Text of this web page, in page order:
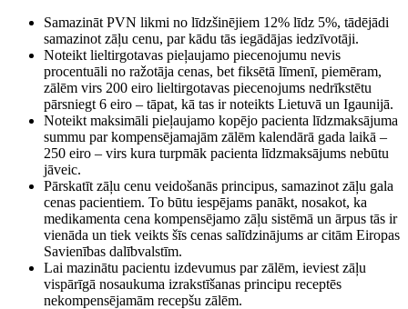
Samazināt PVN likmi no līdzšinējiem 12% līdz 5%, tādējādi
samazinot zāļu cenu, par kādu tās iegādājas iedzīvotāji.
Noteikt lieltirgotavas pieļaujamo piecenojumu nevis
procentuāli no ražotāja cenas, bet fiksētā līmenī, piemēram,
zālēm virs 200 eiro lieltirgotavas piecenojums nedrīkstētu
pārsniegt 6 eiro – tāpat, kā tas ir noteikts Lietuvā un Igaunijā.
Noteikt maksimāli pieļaujamo kopējo pacienta līdzmaksājuma
summu par kompensējamajām zālēm kalendārā gada laikā –
250 eiro – virs kura turpmāk pacienta līdzmaksājums nebūtu
jāveic.
Pārskatīt zāļu cenu veidošanās principus, samazinot zāļu gala
cenas pacientiem. To būtu iespējams panākt, nosakot, ka
medikamenta cena kompensējamo zāļu sistēmā un ārpus tās ir
vienāda un tiek veikts šīs cenas salīdzinājums ar citām Eiropas
Savienības dalībvalstīm.
Lai mazinātu pacientu izdevumus par zālēm, ieviest zāļu
vispārīgā nosaukuma izrakstīšanas principu receptēs
nekompensējamām recepšu zālēm.